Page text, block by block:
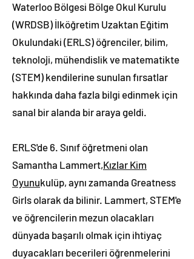
Waterloo Bölgesi Bölge Okul Kurulu
(WRDSB) İlköğretim Uzaktan Eğitim
Okulundaki (ERLS) öğrenciler, bilim,
teknoloji, mühendislik ve matematikte
(STEM) kendilerine sunulan fırsatlar
hakkında daha fazla bilgi edinmek için
sanal bir alanda bir araya geldi.
ERLS'de 6. Sınıf öğretmeni olan
Samantha Lammert,Kızlar Kim
Oyunukulüp, aynı zamanda Greatness
Girls olarak da bilinir. Lammert, STEM'e
ve öğrencilerin mezun olacakları
dünyada başarılı olmak için ihtiyaç
duyacakları becerileri öğrenmelerini